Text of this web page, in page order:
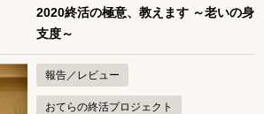
2020終活の極意、教えます ～老いの身
支度～
報告／レビュー
おてらの終活プロジェクト